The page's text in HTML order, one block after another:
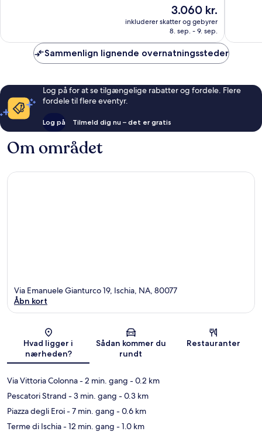
anmeldelser
Prisen
er
3.060 kr.
3.060 kr.
inkluderer skatter og gebyrer
8. sep. - 9. sep.
Sammenlign lignende overnatningssteder
Log på for at se tilgængelige rabatter og fordele. Flere
fordele til flere eventyr.
Log på Tilmeld dig nu – det er gratis
Om området
Kort
Via Emanuele Gianturco 19, Ischia, NA, 80077
Åbn kort
Hvad ligger i
nærheden?
Sådan kommer du
rundt
Restauranter
Via Vittoria Colonna- 2 min. gang - 0.2 km
Pescatori Strand - 3 min. gang - 0.3 km
Piazza degli Eroi- 7 min. gang - 0.6 km
Terme di Ischia- 12 min. gang - 1.0 km